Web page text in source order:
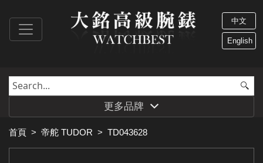
中文
English
更多品牌
首頁 > 帝舵 TUDOR > TD043628